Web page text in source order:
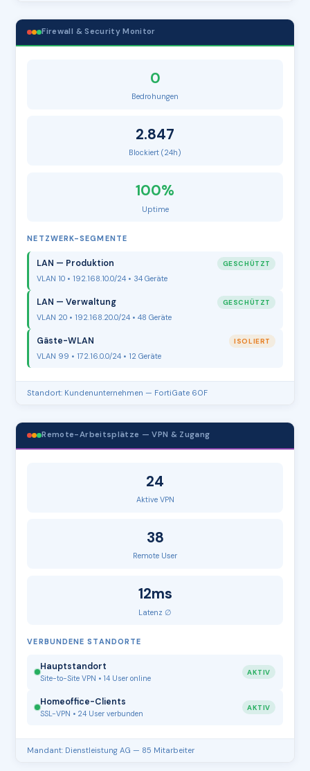
Firewall & Security Monitor
0
Bedrohungen
2.847
Blockiert (24h)
100%
Uptime
NETZWERK-SEGMENTE
LAN — Produktion GESCHÜTZT
VLAN 10 • 192.168.10.0/24 • 34 Geräte
LAN — Verwaltung GESCHÜTZT
VLAN 20 • 192.168.20.0/24 • 48 Geräte
Gäste-WLAN ISOLIERT
VLAN 99 • 172.16.0.0/24 • 12 Geräte
Standort: Kundenunternehmen — FortiGate 60F
Remote-Arbeitsplätze — VPN & Zugang
24
Aktive VPN
38
Remote User
12ms
Latenz ∅
VERBUNDENE STANDORTE
Hauptstandort
Site-to-Site VPN • 14 User online
AKTIV
Homeoffice-Clients
SSL-VPN • 24 User verbunden
AKTIV
Mandant: Dienstleistung AG — 85 Mitarbeiter